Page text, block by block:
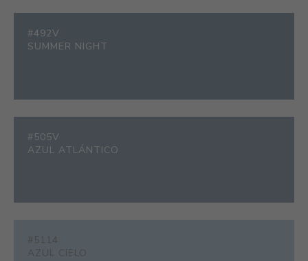
#492V
SUMMER NIGHT
#505V
AZUL ATLÁNTICO
#5114
AZUL CIELO